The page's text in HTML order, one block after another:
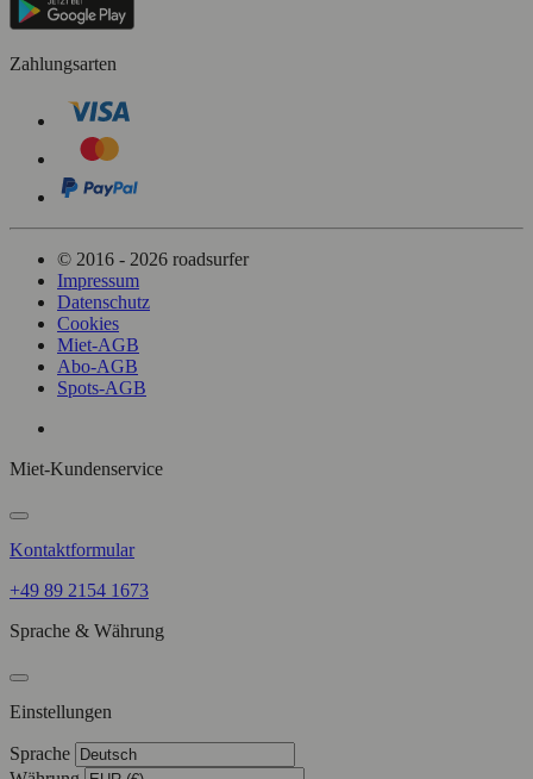
Zahlungsarten
© 2016 - 2026 roadsurfer
Impressum
Datenschutz
Cookies
Miet-AGB
Abo-AGB
Spots-AGB
Miet-Kundenservice
Kontaktformular
+49 89 2154 1673
Sprache & Währung
Einstellungen
Sprache